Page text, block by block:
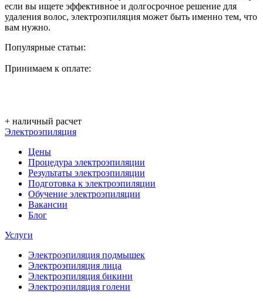
если вы ищете эффективное и долгосрочное решение для
удаления волос, электроэпиляция может быть именно тем, что
вам нужно.
Популярные статьи:
Принимаем к оплате:
+ наличный расчет
Электроэпиляция
Цены
Процедура электроэпиляции
Результаты электроэпиляции
Подготовка к электроэпиляции
Обучение электроэпиляции
Вакансии
Блог
Услуги
Электроэпиляция подмышек
Электроэпиляция лица
Электроэпиляция бикини
Электроэпиляция голени